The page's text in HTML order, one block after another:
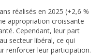
réalisés en 2025 (+2,6 %
appropriation croissante
Cependant, leur part
secteur libéral, ce qui
renforcer leur participation.